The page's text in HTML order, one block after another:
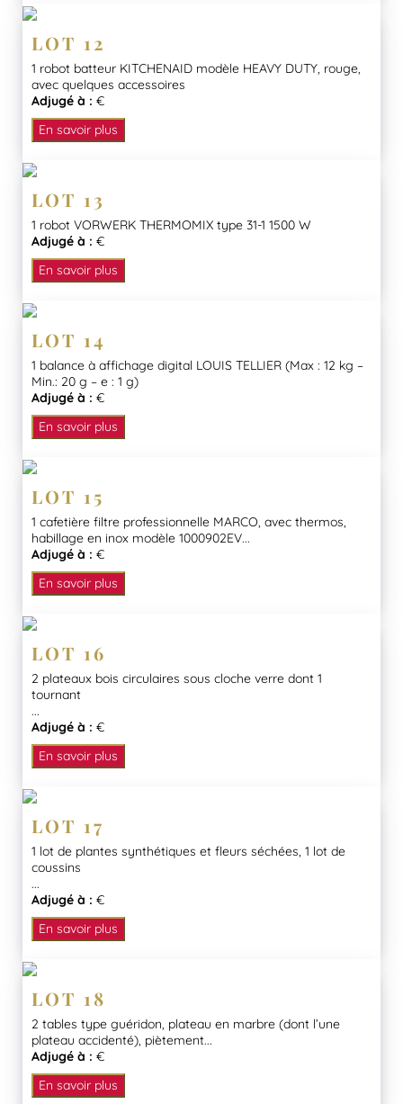
LOT 12
1 robot batteur KITCHENAID modèle HEAVY DUTY, rouge,
avec quelques accessoires
Adjugé à : €
En savoir plus
LOT 13
1 robot VORWERK THERMOMIX type 31-1 1500 W
Adjugé à : €
En savoir plus
LOT 14
1 balance à affichage digital LOUIS TELLIER (Max : 12 kg –
Min.: 20 g – e : 1 g)
Adjugé à : €
En savoir plus
LOT 15
1 cafetière filtre professionnelle MARCO, avec thermos,
habillage en inox modèle 1000902EV...
Adjugé à : €
En savoir plus
LOT 16
2 plateaux bois circulaires sous cloche verre dont 1
tournant
...
Adjugé à : €
En savoir plus
LOT 17
1 lot de plantes synthétiques et fleurs séchées, 1 lot de
coussins
...
Adjugé à : €
En savoir plus
LOT 18
2 tables type guéridon, plateau en marbre (dont l’une
plateau accidenté), piètement...
Adjugé à : €
En savoir plus